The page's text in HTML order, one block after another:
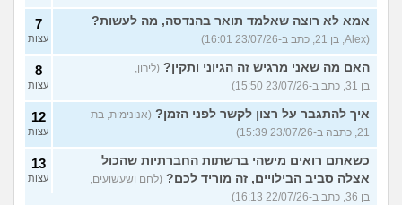
אמא לא רוצה שאלמד תואר בהנדסה, מה לעשות?
(Alex, בן 21, כתב ב-23/07/26 16:01)
7
עצות
האם מה שאני מרגיש זה הגיוני ותקין? (לירון,
בן 31, כתב ב-23/07/26 15:50)
8
עצות
איך להתגבר על רצון לקשר לפני הזמן? (אנונימית, בת
21, כתבה ב-23/07/26 15:39)
12
עצות
כשאתם רואים מישהי ברשתות החברתיות שהכול
אצלה סביב הבילויים, זה מוריד לכם? (לחם ושעשועים,
בן 36, כתב ב-22/07/26 16:13)
13
עצות